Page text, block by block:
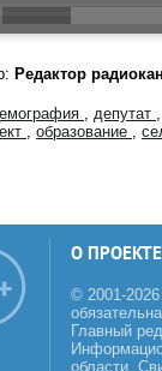
Редактор
, депутат
, образование ,
О ПРОЕКТЕ
© 2001-
Главный
области.